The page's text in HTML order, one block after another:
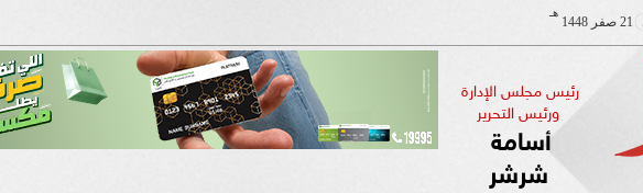
21 صفر 1448
هـ
رئيس مجلس الإدارة
ورئيس التحرير
أسامة
شرشر